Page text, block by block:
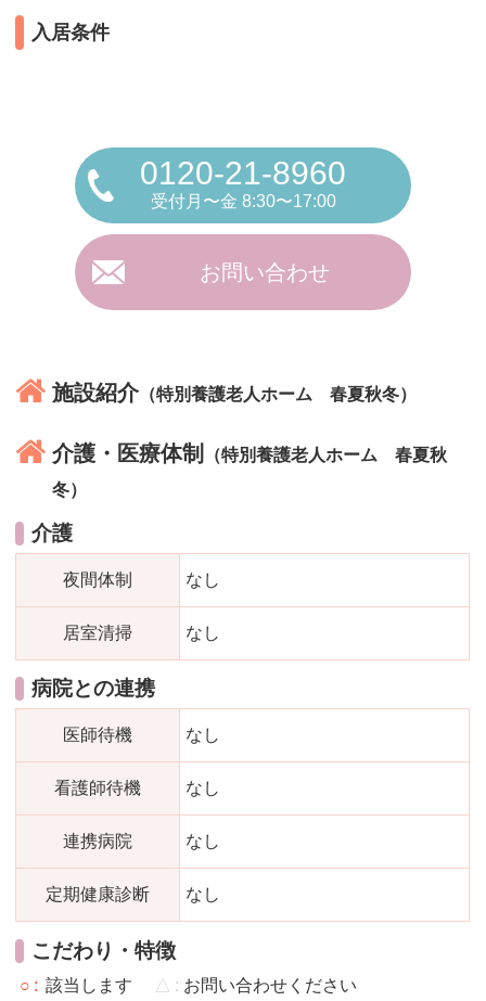
入居条件
0120-21-8960
受付月〜金 8:30〜17:00
お問い合わせ
施設紹介（特別養護老人ホーム 春夏秋冬）
介護・医療体制
（特別養護老人ホーム 春夏秋
冬）
介護
夜間体制 なし
居室清掃 なし
病院との連携
医師待機 なし
看護師待機 なし
連携病院 なし
定期健康診断 なし
こだわり・特徴
○ 該当します △ お問い合わせください